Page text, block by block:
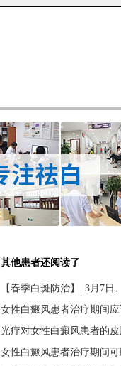
其他患者还阅读了
【春季白斑防治】| 3月7日、
女性白癜风患者治疗期间
光疗对女性白癜风患者的
女性白癜风患者治疗期间可